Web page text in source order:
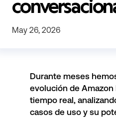
May 26, 2026
Durante meses
evolución de Amazon
tiempo real,
casos de uso y su